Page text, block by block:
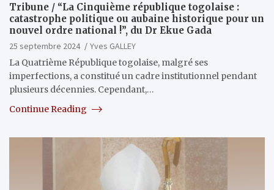
Tribune / “La Cinquième république togolaise :
catastrophe politique ou aubaine historique pour un
nouvel ordre national !”, du Dr Ekue Gada
25 septembre 2024
Yves GALLEY
La Quatrième République togolaise, malgré ses
imperfections, a constitué un cadre institutionnel pendant
plusieurs décennies. Cependant,…
Continue Reading